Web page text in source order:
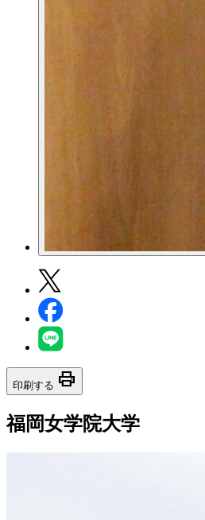
印刷する print
福岡女学院大学